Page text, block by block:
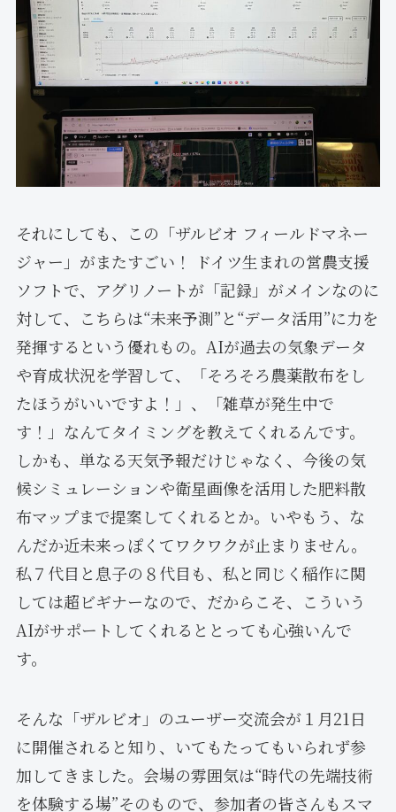
それにしても、この「ザルビオ フィールドマネー
ジャー」がまたすごい！ ドイツ生まれの営農支援
ソフトで、アグリノートが「記録」がメインなのに
対して、こちらは“未来予測”と“データ活用”に力を
発揮するという優れもの。AIが過去の気象データ
や育成状況を学習して、「そろそろ農薬散布をし
たほうがいいですよ！」、「雑草が発生中で
す！」なんてタイミングを教えてくれるんです。
しかも、単なる天気予報だけじゃなく、今後の気
候シミュレーションや衛星画像を活用した肥料散
布マップまで提案してくれるとか。いやもう、な
んだか近未来っぽくてワクワクが止まりません。
私７代目と息子の８代目も、私と同じく稲作に関
しては超ビギナーなので、だからこそ、こういう
AIがサポートしてくれるととっても心強いんで
す。
そんな「ザルビオ」のユーザー交流会が１月21日
に開催されると知り、いてもたってもいられず参
加してきました。会場の雰囲気は“時代の先端技術
を体験する場”そのもので、参加者の皆さんもスマ